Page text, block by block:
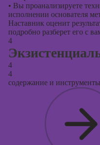
• Вы проанализируете
исполнении основателя
Наставник оценит
подробно разберет его с
4
4
4
содержание и инструменты